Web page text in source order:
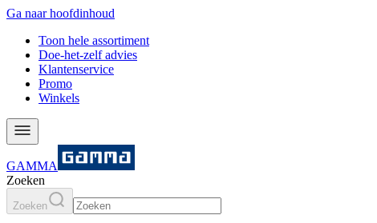
Ga naar hoofdinhoud
Toon hele assortiment
Doe-het-zelf advies
Klantenservice
Promo
Winkels
GAMMA
Zoeken
Zoeken